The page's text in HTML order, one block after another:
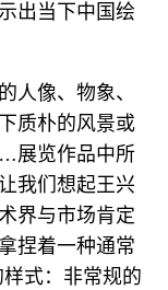
出当下中国绘
人像、物象、
质朴的风景或
展览作品中所
我们想起王兴
界与市场肯定
捏着一种通常
样式：非常规的